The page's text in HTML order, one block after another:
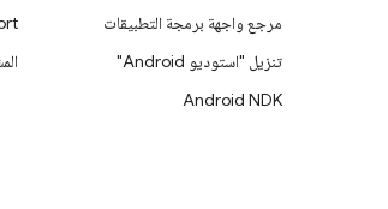
مرجع واجهة برمجة التطبيقات
تنزيل "استوديو Android"
Android NDK